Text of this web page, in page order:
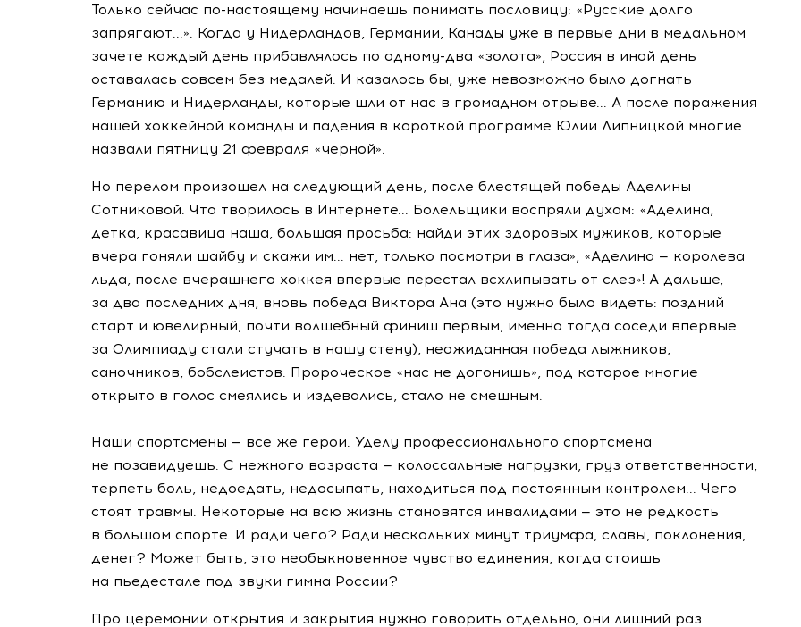
Только сейчас по-настоящему начинаешь понимать пословицу: «Русские долго
запрягают...». Когда у Нидерландов, Германии, Канады уже в первые дни в медальном
зачете каждый день прибавлялось по одному-два «золота», Россия в иной день
оставалась совсем без медалей. И казалось бы, уже невозможно было догнать
Германию и Нидерланды, которые шли от нас в громадном отрыве... А после поражения
нашей хоккейной команды и падения в короткой программе Юлии Липницкой многие
назвали пятницу 21 февраля «черной».
Но перелом произошел на следующий день, после блестящей победы Аделины
Сотниковой. Что творилось в Интернете... Болельщики воспряли духом: «Аделина,
детка, красавица наша, большая просьба: найди этих здоровых мужиков, которые
вчера гоняли шайбу и скажи им... нет, только посмотри в глаза», «Аделина — королева
льда, после вчерашнего хоккея впервые перестал всхлипывать от слез»! А дальше,
за два последних дня, вновь победа Виктора Ана (это нужно было видеть: поздний
старт и ювелирный, почти волшебный финиш первым, именно тогда соседи впервые
за Олимпиаду стали стучать в нашу стену), неожиданная победа лыжников,
саночников, бобслеистов. Пророческое «нас не догонишь», под которое многие
открыто в голос смеялись и издевались, стало не смешным.
Наши спортсмены — все же герои. Уделу профессионального спортсмена
не позавидуешь. С нежного возраста — колоссальные нагрузки, груз ответственности,
терпеть боль, недоедать, недосыпать, находиться под постоянным контролем... Чего
стоят травмы. Некоторые на всю жизнь становятся инвалидами — это не редкость
в большом спорте. И ради чего? Ради нескольких минут триумфа, славы, поклонения,
денег? Может быть, это необыкновенное чувство единения, когда стоишь
на пьедестале под звуки гимна России?
Про церемонии открытия и закрытия нужно говорить отдельно, они лишний раз